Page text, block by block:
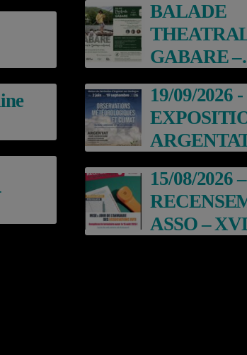
BALADE
GABARE –
19/09/2026 -
15/08/2026 –
ASSO –